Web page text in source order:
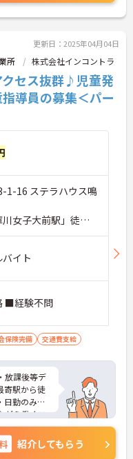
更新日：2025年04月04日
所 株式会社インコントラ
クセス抜群♪児童発
導員の募集＜パー
1-16 ステラハウス鳴
女子大前駅」徒歩1
イト
■経験不問
保険完備 交通費支給
放課後等デ
寄駅から徒
日勤のみの
がら働くこ
接対策ポイ
気軽にご
紹介してもらう